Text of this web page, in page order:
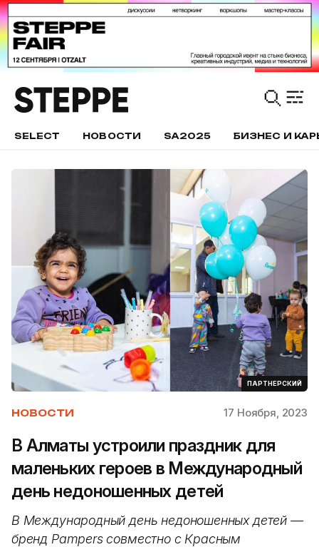
SELECT НОВОСТИ SA2025 БИЗНЕС И
ПАРТНЕРСКИЙ
НОВОСТИ 17 Ноября, 2023
В Алматы устроили праздник для
маленьких героев в Международный
день недоношенных детей
В Международный день недоношенных детей —
бренд Pampers совместно с Красным